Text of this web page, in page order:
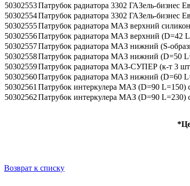
50302553Патрубок радиатора 3302 ГАЗель-бизнес
50302554Патрубок радиатора 3302 ГАЗель-бизнес
50302555Патрубок радиатора МАЗ верхний
50302556Патрубок радиатора МАЗ верхний (D=42
50302557Патрубок радиатора МАЗ нижний (S-
50302558Патрубок радиатора МАЗ нижний (D=50
50302559Патрубок радиатора МАЗ-СУПЕР (к-т 3
50302560Патрубок радиатора МАЗ нижний (D=60
50302561 Патрубок интеркулера МАЗ (D=90
50302562Патрубок интеркулера МАЗ (D=90
Возврат к списку